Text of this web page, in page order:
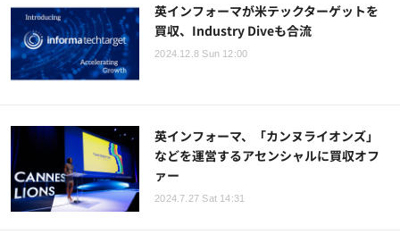
英インフォーマが米テックターゲットを
買収、Industry Diveも合流
2024.12.8 Sun 12:00
英インフォーマ、「カンヌライオンズ」
などを運営するアセンシャルに買収オフ
ァー
2024.7.27 Sat 14:31